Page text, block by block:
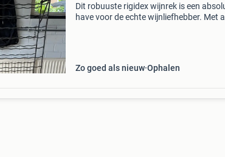
Dit robuuste rigidex wijnrek is een
have voor de echte wijnliefhebber. Met
Zo goed als nieuw Ophalen